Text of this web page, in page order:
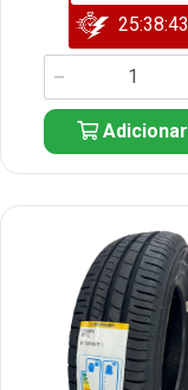
Adicionar
25:38:42